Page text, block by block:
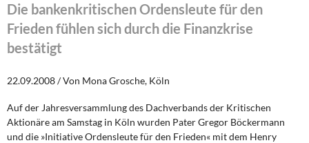
Themen
Steuer- und Finanzpolitik
Die bankenkritischen Ordensleute für den
Frieden fühlen sich durch die Finanzkrise
bestätigt
22.09.2008 / Von Mona Grosche, Köln
Auf der Jahresversammlung des Dachverbands der Kritischen
Aktionäre am Samstag in Köln wurden Pater Gregor Böckermann
und die »Initiative Ordensleute für den Frieden« mit dem Henry